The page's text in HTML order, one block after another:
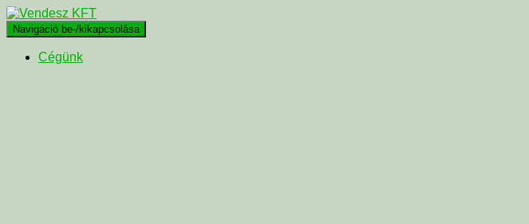
Navigáció be-/kikapcsolása
Cégünk